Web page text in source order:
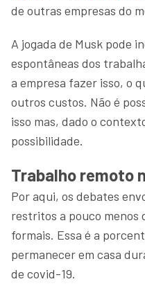
de outras empresas do
A jogada de Musk pode
espontâneas dos
a empresa fazer isso, o
outros custos. Não é
isso mas, dado o
possibilidade.
Trabalho remoto
Por aqui, os debates
restritos a pouco menos
formais. Essa é a
permanecer em casa
de covid-19.